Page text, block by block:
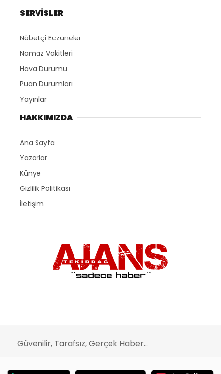
SERVİSLER
Nöbetçi Eczaneler
Namaz Vakitleri
Hava Durumu
Puan Durumları
Yayınlar
HAKKIMIZDA
Ana Sayfa
Yazarlar
Künye
Gizlilik Politikası
İletişim
Güvenilir, Tarafsız, Gerçek Haber...